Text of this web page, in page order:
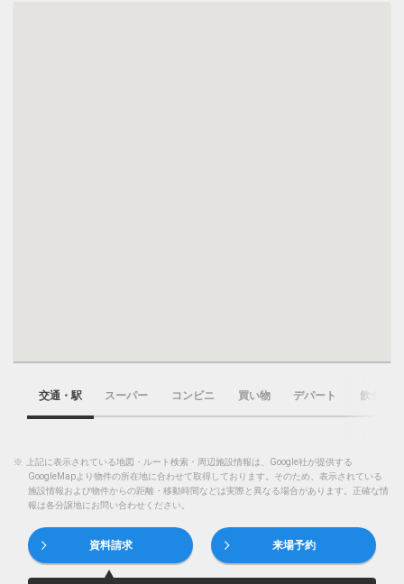
交通・駅 スーパー コンビニ 買い物 デパート 飲食店
※
上記に表示されている地図・ルート検索・周辺施設情報は、Google社が提供する
GoogleMapより物件の所在地に合わせて取得しております。そのため、表示されている
施設情報および物件からの距離・移動時間などは実際と異なる場合があります。正確な情
報は各分譲地にお問い合わせください。
資料請求 来場予約